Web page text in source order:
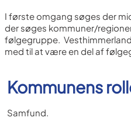
I første omgang søges der
der søges kommuner/
følgegruppe.
med til at være en del af
Kommunens
Samfund.